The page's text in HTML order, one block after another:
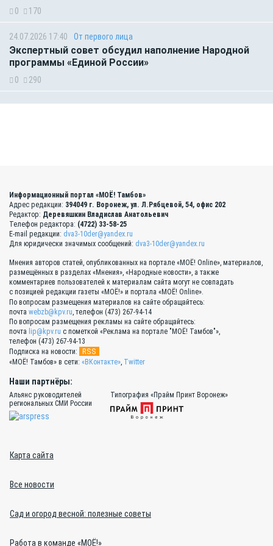
0 170
24.07.2026 17:40 От первого лица
Экспертный совет обсудил наполнение Народной
программы «Единой России»
0 290
Информационный портал «МОЁ! Тамбов»
Адрес редакции: 394049 г. Воронеж, ул. Л.Рябцевой, 54, офис 202
Редактор: Деревяшкин Владислав Анатольевич
Телефон редактора: (4722) 33-58-25
E-mail редакции: dva3-10der@yandex.ru
Для юридически значимых сообщений: dva3-10der@yandex.ru
Мнения авторов статей, опубликованных на портале «МОЁ! Online», материалов,
размещённых в разделах «Мнения», «Народные новости», а также
комментариев пользователей к материалам сайта могут не совпадать
с позицией редакции газеты «МОЁ!» и портала «МОЁ! Online».
По вопросам размещения материалов на сайте обращайтесь:
почта webzb@kpv.ru, телефон (473) 267-94-14
По вопросам размещения рекламы на сайте обращайтесь:
почта lip@kpv.ru с пометкой «Реклама на портале "МОЁ! Тамбов"»,
телефон (473) 267-94-13
Подписка на новости:
RSS
«МОЁ! Тамбов» в сети: «ВКонтакте», Twitter
Наши партнёры:
Альянс руководителей
региональных СМИ России
Типография «Прайм Принт Воронеж»
Карта сайта
Все новости
Сад и огород весной: полезные советы
Работа в команде «МОЁ!»